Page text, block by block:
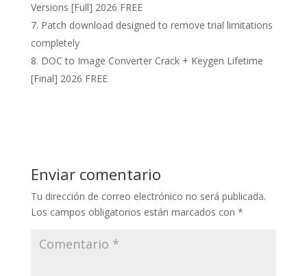
Versions [Full] 2026 FREE
Patch download designed to remove trial limitations
completely
DOC to Image Converter Crack + Keygen Lifetime
[Final] 2026 FREE
Enviar comentario
Tu dirección de correo electrónico no será publicada.
Los campos obligatorios están marcados con *